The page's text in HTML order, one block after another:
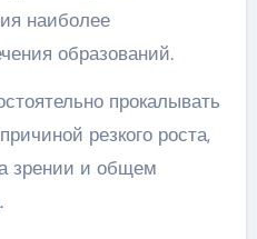
наиболее
образований.
прокалывать
резкого роста,
зрении и общем